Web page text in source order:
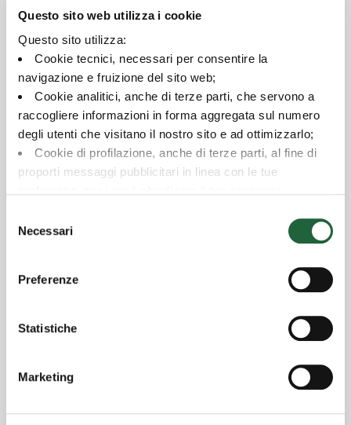
Questo sito web utilizza i cookie
Questo sito utilizza:
Cookie tecnici, necessari per consentire la
navigazione e fruizione del sito web;
Cookie analitici, anche di terze parti, che servono a
raccogliere informazioni in forma aggregata sul numero
degli utenti che visitano il nostro sito e ad ottimizzarlo;
Cookie di profilazione, anche di terze parti, al fine di
proporti messaggi pubblicitari in linea con le tue
in cui potrai modificare la tua scelta in qualsiasi momento
oppure puoi negare l'utilizzo di questi cookie cliccando su
delNecessari
Preferenze
Statistiche
Marketing
Allegati :
Avviso ai sottoscrittori
Contenuti correlati
Avviso | 14/07/2026
Avviso | 30/06/2026
Avviso ai partecipanti: Modifiche al Regolamento
del Fondo
Avviso agli azionisti: Modifica della